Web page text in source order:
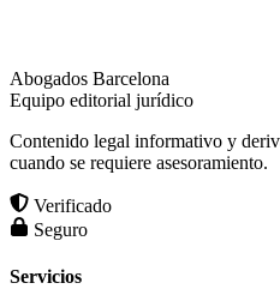
Abogados Barcelona
Equipo editorial jurídico
Contenido legal informativo y
cuando se requiere asesoramiento.
Verificado
Seguro
Servicios